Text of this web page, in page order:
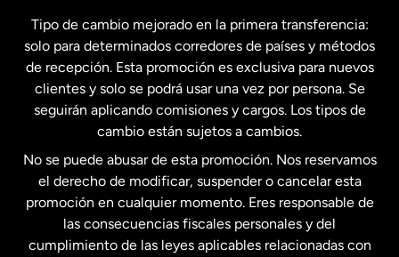
Estados Unidos English
Estados Unidos Español
Francia
Malasia
Tipo de cambio mejorado en la primera transferencia:
solo para determinados corredores de países y métodos
de recepción. Esta promoción es exclusiva para nuevos
clientes y solo se podrá usar una vez por persona. Se
seguirán aplicando comisiones y cargos. Los tipos de
cambio están sujetos a cambios.
No se puede abusar de esta promoción. Nos reservamos
el derecho de modificar, suspender o cancelar esta
promoción en cualquier momento. Eres responsable de
las consecuencias fiscales personales y del
cumplimiento de las leyes aplicables relacionadas con